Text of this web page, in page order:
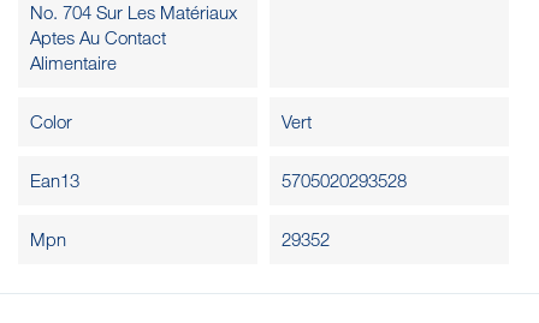
No. 704 Sur Les Matériaux
Aptes Au Contact
Alimentaire
Color Vert
Ean13 5705020293528
Mpn 29352